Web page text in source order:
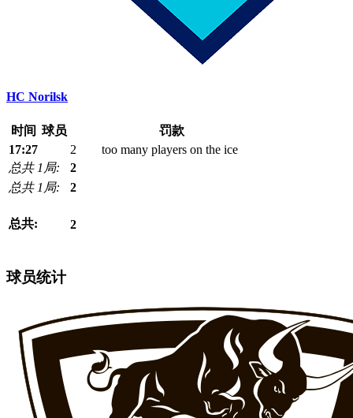
HC Norilsk
时间 球员
罚款
17:27
2
too many players on the ice
总共 1局:
2
总共 1局:
2
总共: 2
球员统计